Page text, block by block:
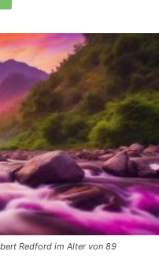
Redford im Alter von 89